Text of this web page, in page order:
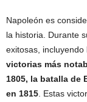
Napoleón es
la historia. Durante
exitosas, incluyendo
victorias más
1805, la batalla de
en 1815 . Estas